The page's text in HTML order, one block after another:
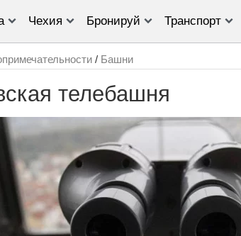
Чехия Бронируй Транспорт
/ Башни
телебашня